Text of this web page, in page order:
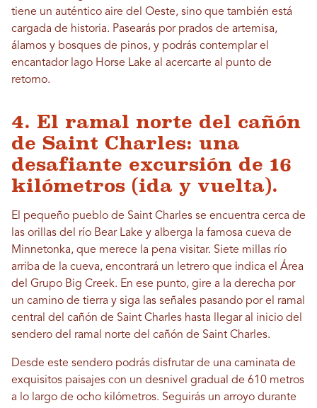
tiene un auténtico aire del Oeste, sino que también está
cargada de historia. Pasearás por prados de artemisa,
álamos y bosques de pinos, y podrás contemplar el
encantador lago Horse Lake al acercarte al punto de
retorno.
4. El ramal norte del cañón
de Saint Charles: una
desafiante excursión de 16
kilómetros (ida y vuelta).
El pequeño pueblo de Saint Charles se encuentra cerca de
las orillas del río Bear Lake y alberga la famosa cueva de
Minnetonka, que merece la pena visitar. Siete millas río
arriba de la cueva, encontrará un letrero que indica el Área
del Grupo Big Creek. En ese punto, gire a la derecha por
un camino de tierra y siga las señales pasando por el ramal
central del cañón de Saint Charles hasta llegar al inicio del
sendero del ramal norte del cañón de Saint Charles.
Desde este sendero podrás disfrutar de una caminata de
exquisitos paisajes con un desnivel gradual de 610 metros
a lo largo de ocho kilómetros. Seguirás un arroyo durante